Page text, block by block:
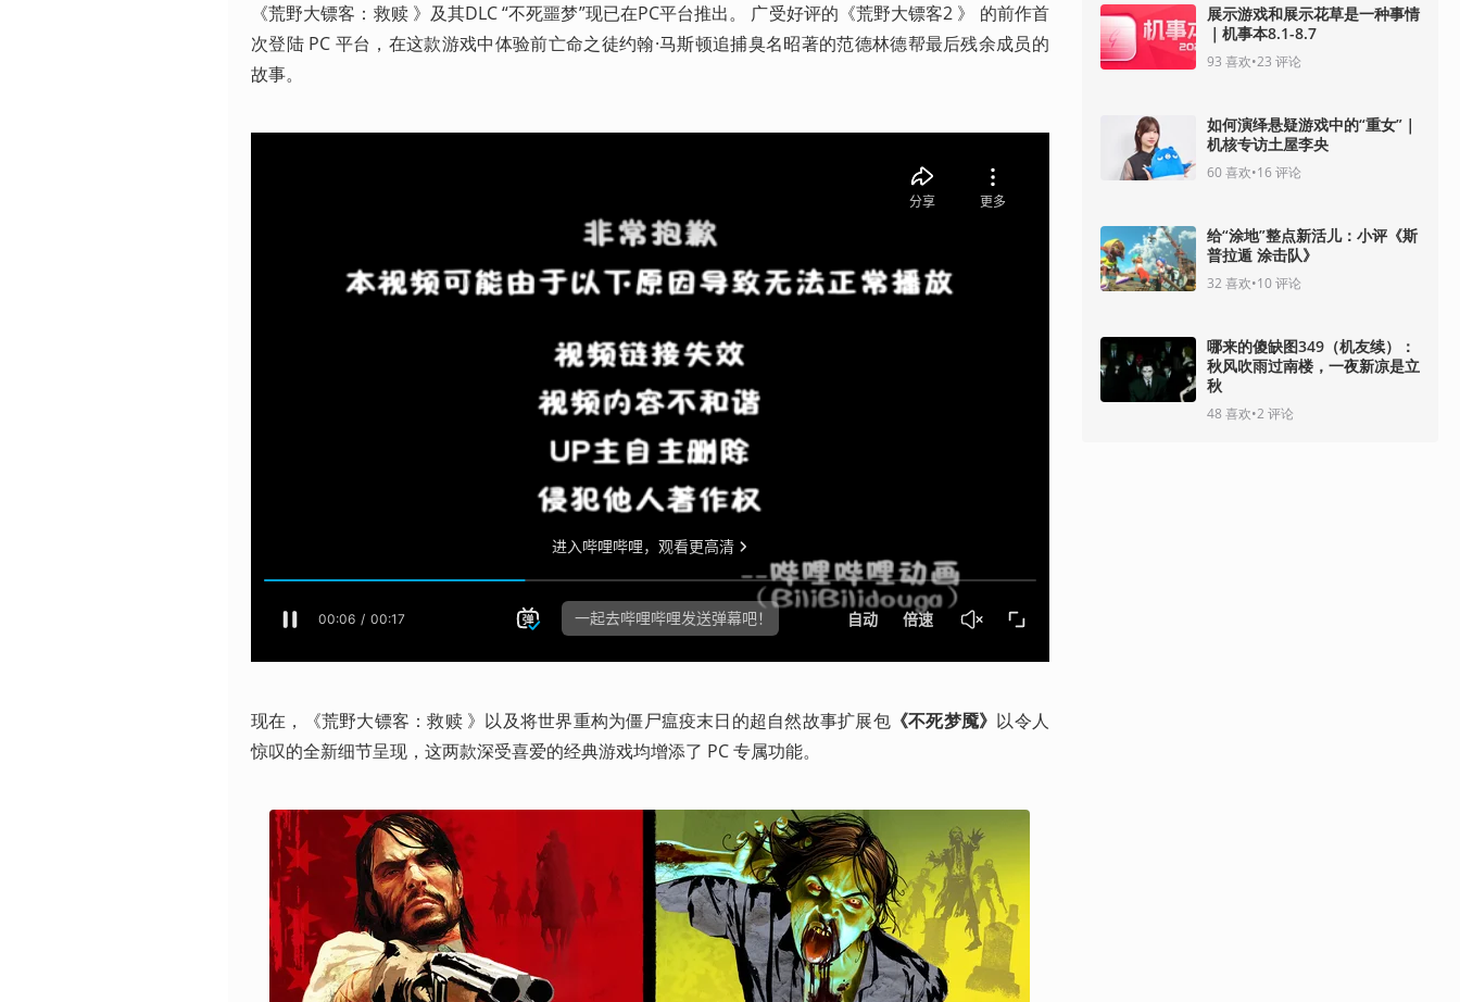
《荒野大镖客：救赎 》及其DLC “不死噩梦”现已在PC平台推出。 广受好评的《荒野大镖客2 》 的前作首
次登陆 PC 平台，在这款游戏中体验前亡命之徒约翰·马斯顿追捕臭名昭著的范德林德帮最后残余成员的
故事。
现在，《荒野大镖客：救赎 》以及将世界重构为僵尸瘟疫末日的超自然故事扩展包《不死梦魇》 以令人
惊叹的全新细节呈现，这两款深受喜爱的经典游戏均增添了 PC 专属功能。
展示游戏和展示花草是一种事情
｜机事本8.1-8.7
93 喜欢•23 评论
如何演绎悬疑游戏中的“重女”｜
机核专访土屋李央
60喜欢•16评论
给“涂地”整点新活儿：小评《斯
普拉遁 涂击队》
32 喜欢•10评论
哪来的傻缺图349（机友续）：
秋风吹雨过南楼，一夜新凉是立
秋
48 喜欢•2 评论